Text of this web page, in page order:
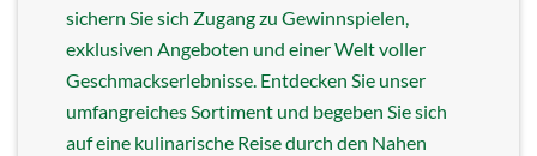
sichern Sie sich Zugang zu Gewinnspielen,
exklusiven Angeboten und einer Welt voller
Geschmackserlebnisse. Entdecken Sie unser
umfangreiches Sortiment und begeben Sie sich
auf eine kulinarische Reise durch den Nahen